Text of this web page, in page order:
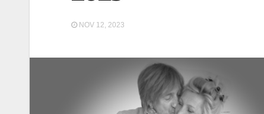
NOV 12, 2023